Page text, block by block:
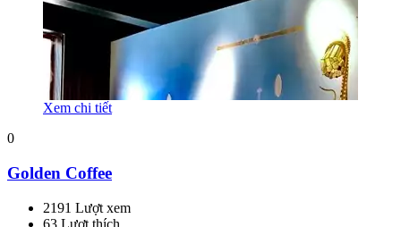
Xem chi tiết
0
Golden Coffee
2191 Lượt xem
63 Lượt thích